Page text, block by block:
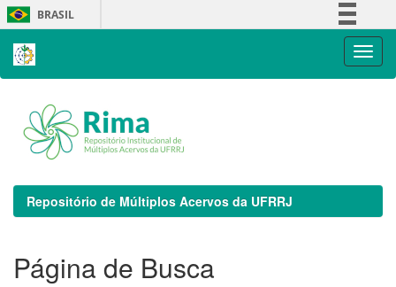
Skip
navigation
BRASIL
Repositório de Múltiplos Acervos da UFRRJ
Página de Busca